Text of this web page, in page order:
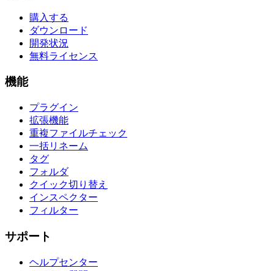
購入する
ダウンロード
開発状況
無料ライセンス
機能
プラグイン
拡張機能
重複ファイルチェック
一括リネーム
タグ
フォルダ
クイック切り替え
インスペクター
フィルター
サポート
ヘルプセンター